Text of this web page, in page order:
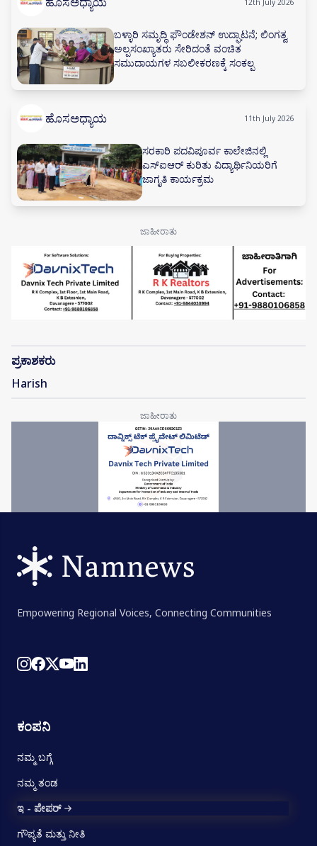
ಬಳ್ಳಾರಿ ಸಮೃದ್ಧಿ ಫೌಂಡೇಶನ್ ಉದ್ಘಾಟನೆ; ಲಿಂಗತ್ವ
ಅಲ್ಪಸಂಖ್ಯಾತರು ಸೇರಿದಂತೆ ವಂಚಿತ
ಸಮುದಾಯಗಳ ಸಬಲೀಕರಣಕ್ಕೆ ಸಂಕಲ್ಪ
ಹೊಸಅಧ್ಯಾಯ 11th July 2026
ಸರಕಾರಿ ಪದವಿಪೂರ್ವ ಕಾಲೇಜಿನಲ್ಲಿ
ಎಸ್‌ಐಆರ್ ಕುರಿತು ವಿದ್ಯಾರ್ಥಿನಿಯರಿಗೆ
ಜಾಗೃತಿ ಕಾರ್ಯಕ್ರಮ
ಪ್ರಕಾಶಕರು
Harish
Empowering Regional Voices, Connecting Communities
ಕಂಪನಿ
ನಮ್ಮ ಬಗ್ಗೆ
ನಮ್ಮ ತಂಡ
ಇ - ಪೇಪರ್
ಗೌಪ್ಯತೆ ಮತ್ತು ನೀತಿ